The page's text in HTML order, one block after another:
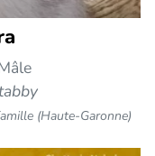
(Haute-Garonne)